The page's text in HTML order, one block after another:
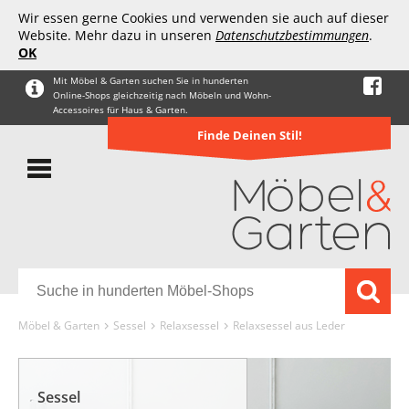
Wir essen gerne Cookies und verwenden sie auch auf dieser
Website. Mehr dazu in unseren Datenschutzbestimmungen.
OK
Mit Möbel & Garten suchen Sie in hunderten
Online-Shops gleichzeitig nach Möbeln und Wohn-
Accessoires für Haus & Garten.
Finde Deinen Stil!
Möbel & Garten Sessel Relaxsessel Relaxsessel aus Leder
Sessel